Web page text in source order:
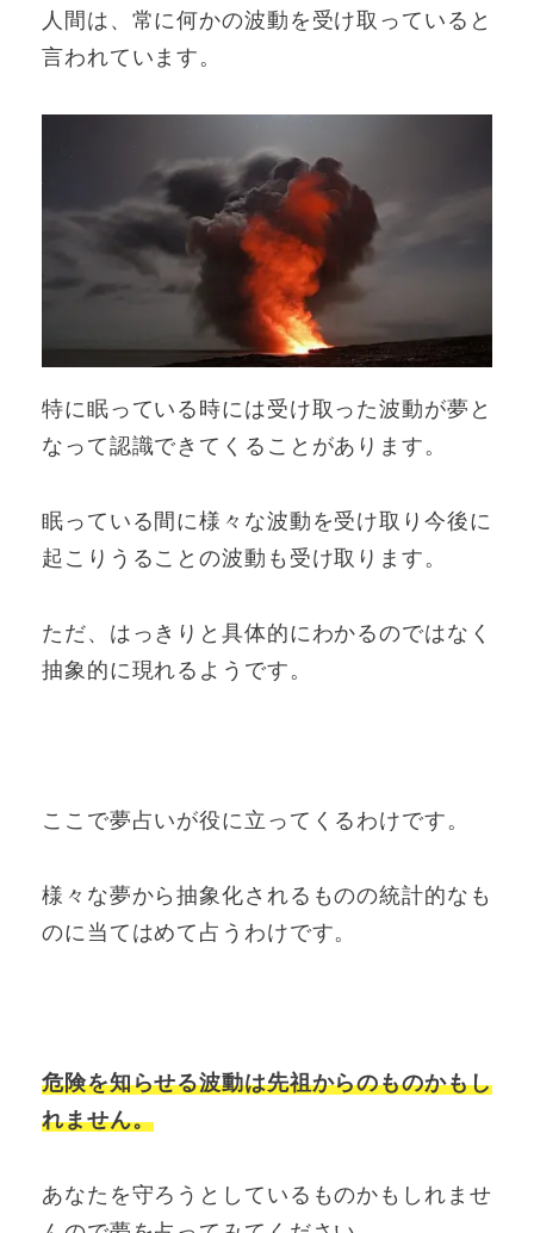
人間は、常に何かの波動を受け取っていると
言われています。
特に眠っている時には受け取った波動が夢と
なって認識できてくることがあります。
眠っている間に様々な波動を受け取り今後に
起こりうることの波動も受け取ります。
ただ、はっきりと具体的にわかるのではなく
抽象的に現れるようです。
ここで夢占いが役に立ってくるわけです。
様々な夢から抽象化されるものの統計的なも
のに当てはめて占うわけです。
危険を知らせる波動は先祖からのものかもし
れません。
あなたを守ろうとしているものかもしれませ